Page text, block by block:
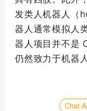
发类人机器人（
器人通常模拟人
器人项目并不是
仍然致力于机器
Chat